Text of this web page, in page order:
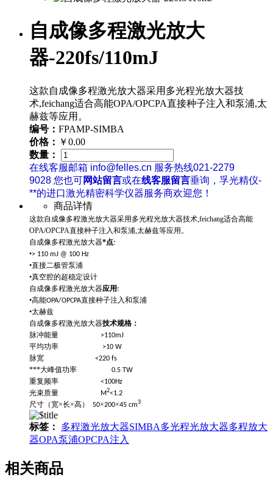
自成像多程激光放大
器-220fs/110mJ
这款自成像多程激光放大器采用多光程光放大器技
术,feichang适合高能OPA/OPCPA直接种子注入和泵浦,太
赫兹等应用。
编号： FPAMP-SIMBA
价格： ￥0.00
数量：
在线客服邮箱 info@felles.cn 服务热线021-2279
9028 您也可网站留言或在线客服留言垂询，孚光精仪-
**的进口激光精密科学仪器服务商欢迎您！
商品详情
这款自成像多程激光放大器采用多光程光放大器技术,feichang适合高能
OPA/OPCPA直接种子注入和泵浦,太赫兹等应用。
自成像多程激光放大器*点:
•> 110 mJ @ 100 Hz
•直接二极管泵浦
•真空腔的超稳定设计
自成像多程激光放大器应用:
•高能OPA/OPCPA直接种子注入和泵浦
•太赫兹
自成像多程激光放大器技术规格：
脉冲能量 >110mJ
平均功率 >10 W
脉宽 <220 fs
***大峰值功率 0.5 TW
重复频率 <100Hz
光束质量 M2<1.2
尺寸（宽×长×高） 50×200×45 cm3
标签： 多程激光放大器SIMBA多光程光放大器多程放大
器OPA泵浦OPCPA注入
相关商品